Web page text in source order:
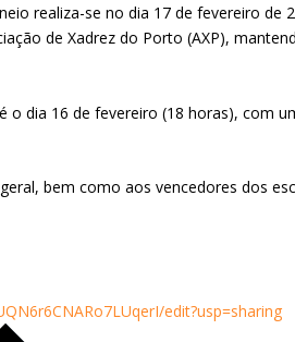
realiza-se no dia 17 de fevereiro de
de Xadrez do Porto (AXP),
dia 16 de fevereiro (18 horas), com
bem como aos vencedores dos
edit?usp=sharing